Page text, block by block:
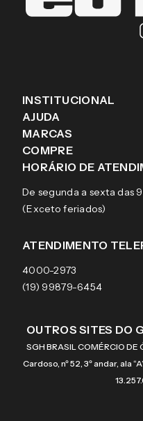
INSTITUCIONAL
Sobre a eÓtica
Aviso de privacidade
Termos e condições de uso
AJUDA
Trocas e Devoluções
Pagamentos
Garantias
MARCAS
Ray-Ban
Tecnol
Arnette
Burberry
COMPRE
Óculos de sol
Lentes de contato
HORÁRIO DE
De segunda a sexta das
(Exceto feriados)
ATENDIMENTO
4000-2973
(19) 99879-6454
OUTROS SITES DO
SGH BRASIL COMÉRCIO DE
Cardoso, nº 52, 3º andar, ala